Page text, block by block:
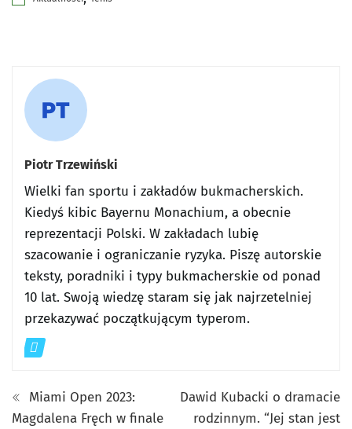
Piotr Trzewiński
Wielki fan sportu i zakładów bukmacherskich.
Kiedyś kibic Bayernu Monachium, a obecnie
reprezentacji Polski. W zakładach lubię
szacowanie i ograniczanie ryzyka. Piszę autorskie
teksty, poradniki i typy bukmacherskie od ponad
10 lat. Swoją wiedzę staram się jak najrzetelniej
przekazywać początkującym typerom.
Miami Open 2023:
Magdalena Fręch w finale
Dawid Kubacki o dramacie
rodzinnym. “Jej stan jest